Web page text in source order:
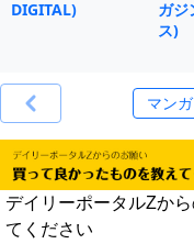
DIGITAL)
ガジ
ス)
デイリーポータルZか
てください